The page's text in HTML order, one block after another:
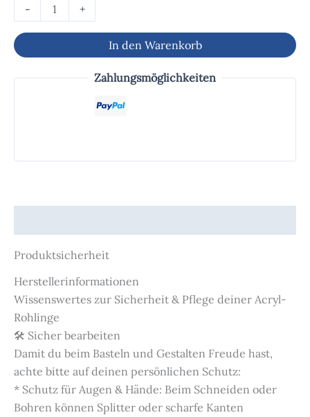
- +
In den Warenkorb
Zahlungsmöglichkeiten
Produktsicherheit
Herstellerinformationen
Wissenswertes zur Sicherheit & Pflege deiner Acryl-
Rohlinge
🛠️ Sicher bearbeiten
Damit du beim Basteln und Gestalten Freude hast,
achte bitte auf deinen persönlichen Schutz:
* Schutz für Augen & Hände: Beim Schneiden oder
Bohren können Splitter oder scharfe Kanten